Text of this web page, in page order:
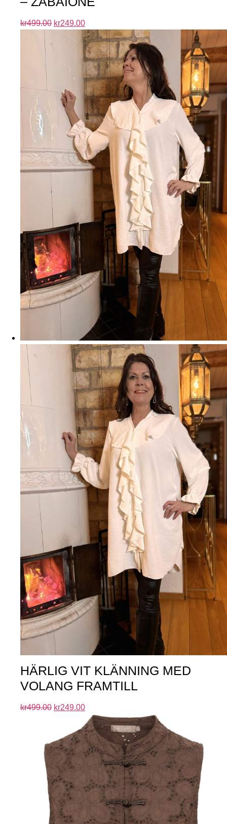
kr499.00 kr249.00
HÄRLIG VIT KLÄNNING MED
VOLANG FRAMTILL
kr499.00 kr249.00